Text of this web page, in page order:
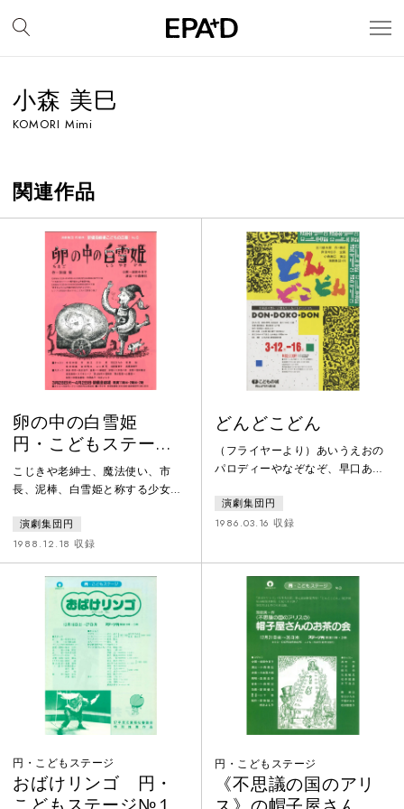
小森 美巳
KOMORI Mimi
関連作品
卵の中の白雪姫
円・こどもステージ
№７
こじきや老紳士、魔法使い、市
長、泥棒、白雪姫と称する少女ら
な卵は回ったり光ったりしなが
ら、中に本当の白雪姫がいるので
はないかという夢を与える。本当
の優しさとは何かを問いかけ、大
人にとってはチクンと痛みを覚え
させるような作品。
演劇集団円
1988.12.18 収録
どんどこどん
（フライヤーより）あいうえおの
パロディーやなぞなぞ、早口あそ
本語ならではの言葉あそびの世界
を、絵本のスライドなどを使っ
たとき、みなさんの心に、きっと
それまでとは違った日本語への感
性がめばえはじめていることでし
演劇集団円
1986.03.16 収録
円・こどもステージ
おばけリンゴ 円・
円・こどもステージ
《不思議の国のアリ